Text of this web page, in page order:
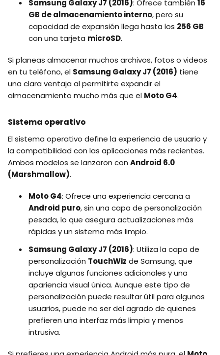
Samsung Galaxy J7 (2016): Ofrece también 16
GB de almacenamiento interno, pero su
capacidad de expansión llega hasta los 256 GB
con una tarjeta microSD.
Si planeas almacenar muchos archivos, fotos o videos
en tu teléfono, el Samsung Galaxy J7 (2016) tiene
una clara ventaja al permitirte expandir el
almacenamiento mucho más que el Moto G4.
Sistema operativo
El sistema operativo define la experiencia de usuario y
la compatibilidad con las aplicaciones más recientes.
Ambos modelos se lanzaron con Android 6.0
(Marshmallow).
Moto G4: Ofrece una experiencia cercana a
Android puro, sin una capa de personalización
pesada, lo que asegura actualizaciones más
rápidas y un sistema más limpio.
Samsung Galaxy J7 (2016): Utiliza la capa de
personalización TouchWiz de Samsung, que
incluye algunas funciones adicionales y una
apariencia visual única. Aunque este tipo de
personalización puede resultar útil para algunos
usuarios, puede no ser del agrado de quienes
prefieren una interfaz más limpia y menos
intrusiva.